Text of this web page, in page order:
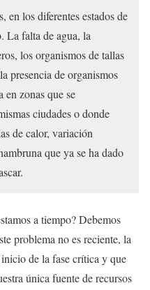
en los diferentes estados de
La falta de agua, la
los organismos de tallas
presencia de organismos
zonas que se
ciudades o donde
de calor, variación
que ya se ha dado
a tiempo? Debemos
problema no es reciente, la
de la fase crítica y que
única fuente de recursos